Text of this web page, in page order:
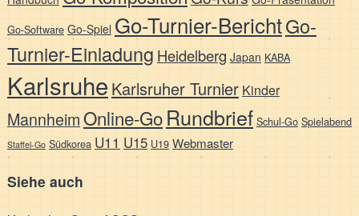
Go-Software Go-Spiel Go-Turnier-BerichtGo-
Turnier-EinladungHeidelberg Japan KABA
Karlsruhe Karlsruher Turnier Kinder
MannheimOnline-GoRundbrief Schul-Go Spielabend
Staffel-Go Südkorea U11 U15 U19 Webmaster
Siehe auch